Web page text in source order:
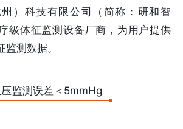
）科技有限公司（简称：研和智
级体征监测设备厂商，为用户提供
测数据。
压监测误差＜5mmHg